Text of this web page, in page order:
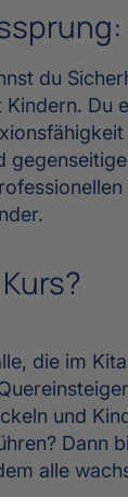
du
Du
die im
und
Dann
alle